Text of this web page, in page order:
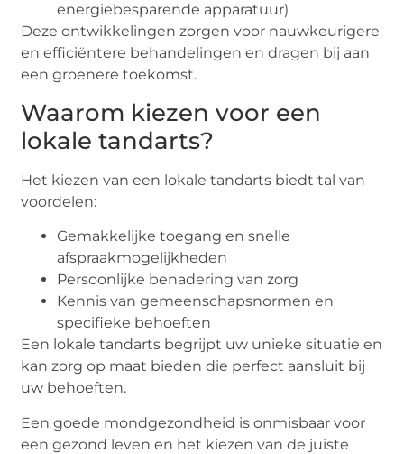
energiebesparende apparatuur)
Deze ontwikkelingen zorgen voor nauwkeurigere
en efficiëntere behandelingen en dragen bij aan
een groenere toekomst.
Waarom kiezen voor een
lokale tandarts?
Het kiezen van een lokale tandarts biedt tal van
voordelen:
Gemakkelijke toegang en snelle
afspraakmogelijkheden
Persoonlijke benadering van zorg
Kennis van gemeenschapsnormen en
specifieke behoeften
Een lokale tandarts begrijpt uw unieke situatie en
kan zorg op maat bieden die perfect aansluit bij
uw behoeften.
Een goede mondgezondheid is onmisbaar voor
een gezond leven en het kiezen van de juiste